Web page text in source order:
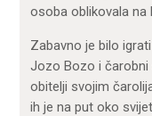
osoba oblikovala na
Zabavno je bilo
Jozo Bozo i čarobni
obitelji svojim
ih je na put oko